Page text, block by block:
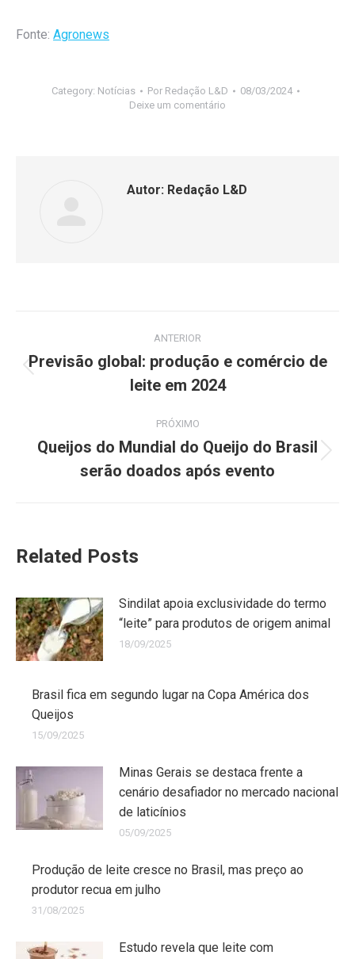
Fonte: Agronews
Category: Notícias Por Redação L&D
08/03/2024
Deixe um comentário
Autor: Redação L&D
ANTERIOR
Previsão global: produção e comércio de
leite em 2024
PRÓXIMO
Queijos do Mundial do Queijo do Brasil
serão doados após evento
Related Posts
Sindilat apoia exclusividade do termo
“leite” para produtos de origem animal
18/09/2025
Brasil fica em segundo lugar na Copa América dos
Queijos
15/09/2025
Minas Gerais se destaca frente a
cenário desafiador no mercado nacional
de laticínios
05/09/2025
Produção de leite cresce no Brasil, mas preço ao
produtor recua em julho
31/08/2025
Estudo revela que leite com